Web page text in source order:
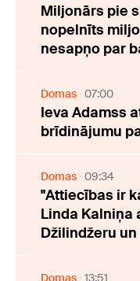
Miljonārs pie
nopelnīts
nesapņo par
Domas 07:00
Ieva Adamss
brīdinājumu
Domas 09:34
"Attiecības ir
Linda Kalniņa
Džilindžeru
Domas 13:51